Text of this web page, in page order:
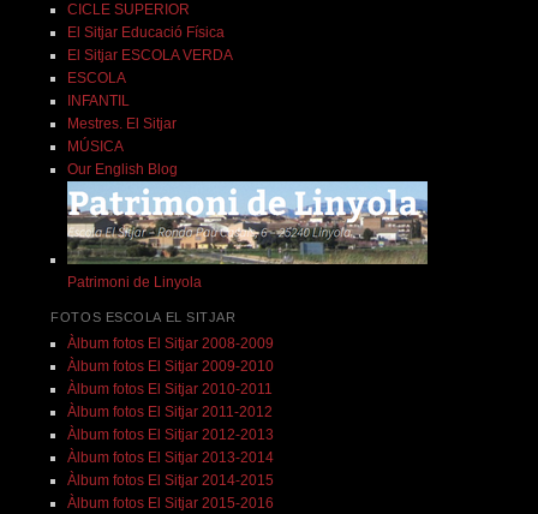
CICLE SUPERIOR
El Sitjar Educació Física
El Sitjar ESCOLA VERDA
ESCOLA
INFANTIL
Mestres. El Sitjar
MÚSICA
Our English Blog
Patrimoni de Linyola
FOTOS ESCOLA EL SITJAR
Àlbum fotos El Sitjar 2008-2009
Àlbum fotos El Sitjar 2009-2010
Àlbum fotos El Sitjar 2010-2011
Àlbum fotos El Sitjar 2011-2012
Àlbum fotos El Sitjar 2012-2013
Àlbum fotos El Sitjar 2013-2014
Àlbum fotos El Sitjar 2014-2015
Àlbum fotos El Sitjar 2015-2016